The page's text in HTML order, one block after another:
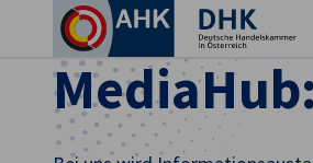
MediaHub: